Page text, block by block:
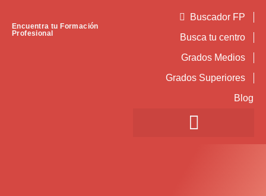
Encuentra tu Formación
Profesional
Buscador FP
Busca tu centro
Grados Medios
Grados Superiores
Blog